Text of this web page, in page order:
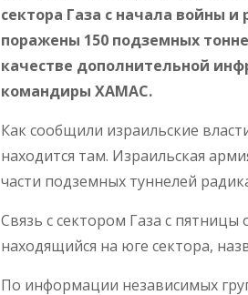
сектора Газа с начала войны
поражены 150 подземных
качестве дополнительной
командиры ХАМАС.
Как сообщили израильские
находится там. Израильская
части подземных туннелей
Связь с сектором Газа с
находящийся на юге сектора,
По информации независимых